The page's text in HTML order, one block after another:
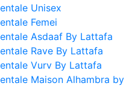
Unisex
Femei
Asdaaf By Lattafa
Rave By Lattafa
Vurv By Lattafa
Maison Alhambra by